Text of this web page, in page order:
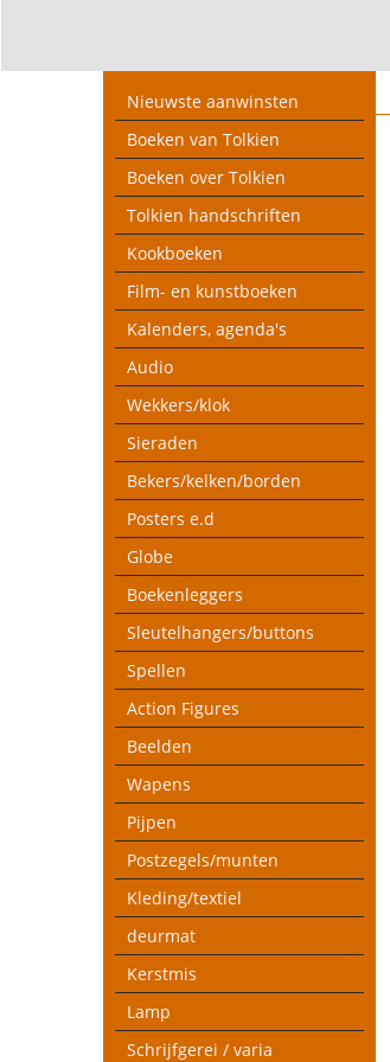
Nieuwste aanwinsten
Boeken van Tolkien
Boeken over Tolkien
Tolkien handschriften
Kookboeken
Film- en kunstboeken
Kalenders, agenda's
Audio
Wekkers/klok
Sieraden
Bekers/kelken/borden
Posters e.d
Globe
Boekenleggers
Sleutelhangers/buttons
Spellen
Action Figures
Beelden
Wapens
Pijpen
Postzegels/munten
Kleding/textiel
deurmat
Kerstmis
Lamp
Schrijfgerei / varia